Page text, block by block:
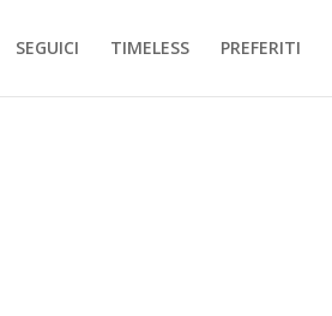
SEGUICI TIMELESS PREFERITI